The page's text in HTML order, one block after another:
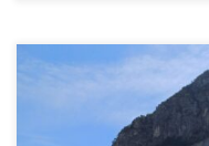
Il giorno venerdì 27